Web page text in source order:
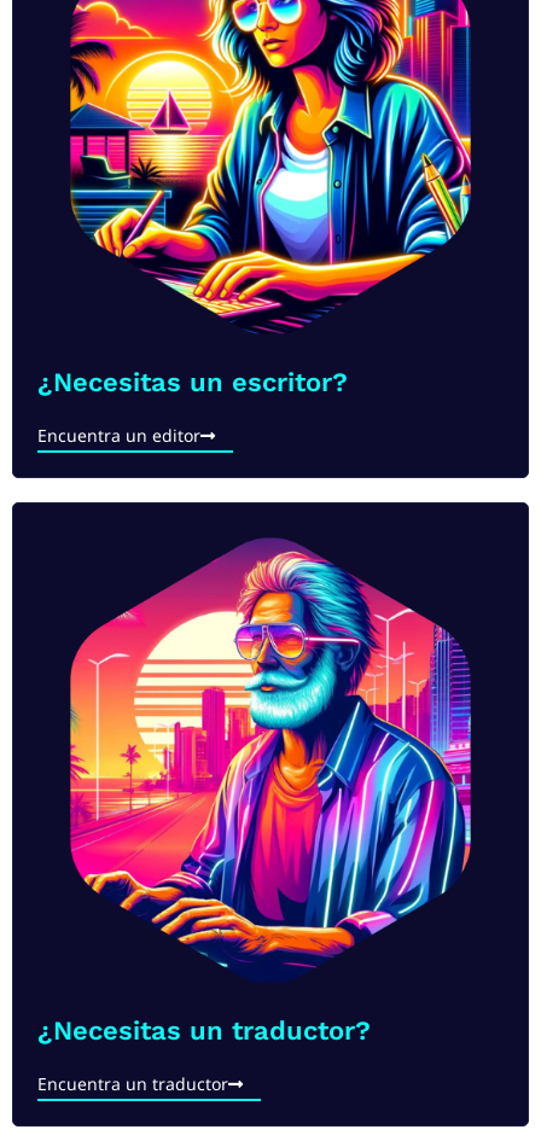
¿Necesitas un escritor?
Encuentra un editor
¿Necesitas un traductor?
Encuentra un traductor